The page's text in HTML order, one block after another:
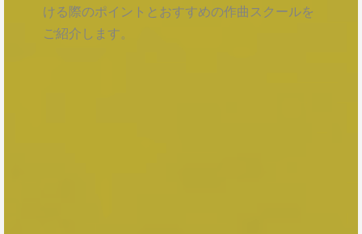
ける際のポイントとおすすめの作曲スクールを
ご紹介します。